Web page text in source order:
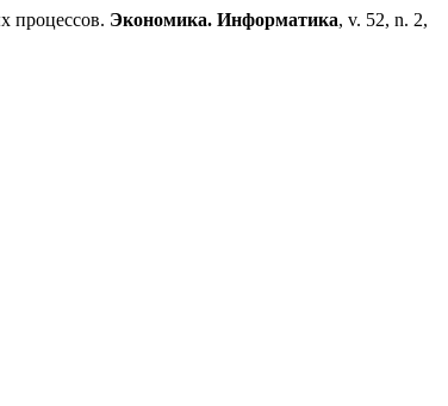
Экономика. Информатика, v. 52, n. 2,